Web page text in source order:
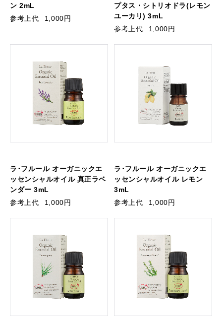
ン 2mL
参考上代
1,000円
プタス・シトリオドラ(レモン
ユーカリ) 3mL
参考上代
1,000円
ラ･フルール オーガニックエ
ッセンシャルオイル 真正ラベ
ンダー 3mL
参考上代
1,000円
ラ･フルール オーガニックエ
ッセンシャルオイル レモン
3mL
参考上代
1,000円